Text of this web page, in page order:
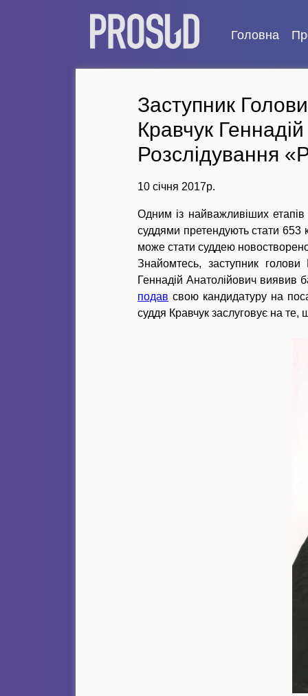
Головна
Заступник
Кравчук
Розслідування
Одним із найважливіших
суддями претендують стати 653
може стати суддею
Знайомтесь, заступник
Геннадій Анатолійович виявив
подав свою кандидатуру на
суддя Кравчук заслуговує на
10 січня 2017р.